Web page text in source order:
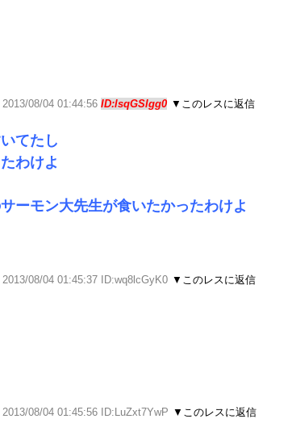
2013/08/04 01:44:56 ID:lsqGSlgg0 ▼このレスに返信
てたし
わけよ
ーモン大先生が食いたかったわけよ
2013/08/04 01:45:37 ID:wq8lcGyK0 ▼このレスに返信
2013/08/04 01:45:56 ID:LuZxt7YwP ▼このレスに返信